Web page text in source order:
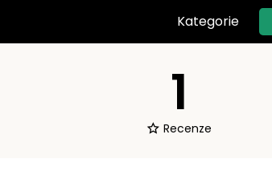
Kategorie
1
Recenze